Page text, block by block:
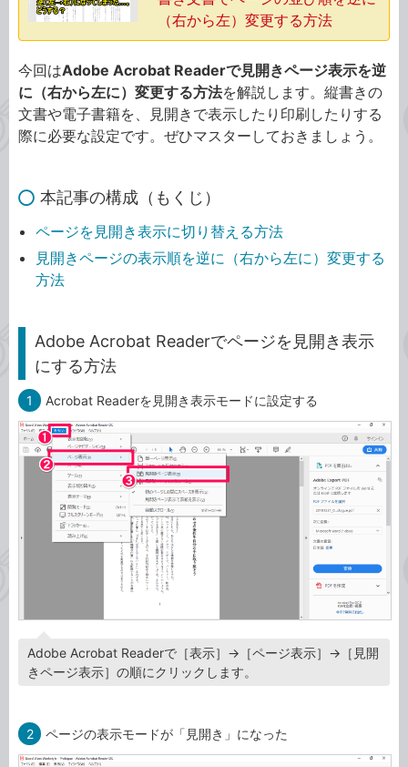
（右から左）変更する方法
今回はAdobe Acrobat Readerで見開きページ表示を逆
に（右から左に）変更する方法を解説します。縦書きの
文書や電子書籍を、見開きで表示したり印刷したりする
際に必要な設定です。ぜひマスターしておきましょう。
本記事の構成（もくじ）
ページを見開き表示に切り替える方法
見開きページの表示順を逆に（右から左に）変更する
方法
Adobe Acrobat Readerでページを見開き表示
にする方法
1 Acrobat Readerを見開き表示モードに設定する
Adobe Acrobat Readerで［表示］→［ページ表示］→［見開
きページ表示］の順にクリックします。
2 ページの表示モードが「見開き」になった